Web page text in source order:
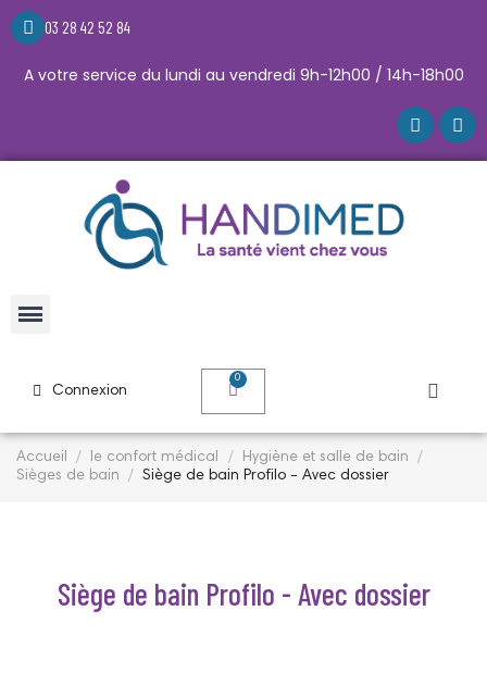
03 28 42 52 84
A votre service du lundi au vendredi 9h-12h00 / 14h-18h00
Connexion
Accueil le confort médical
Hygiène et salle de bain
Sièges de bain
Siège de bain Profilo - Avec dossier
Siège de bain Profilo - Avec dossier